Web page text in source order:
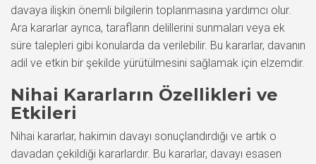
davaya ilişkin önemli bilgilerin toplanmasına yardımcı olur.
Ara kararlar ayrıca, tarafların delillerini sunmaları veya ek
süre talepleri gibi konularda da verilebilir. Bu kararlar, davanın
adil ve etkin bir şekilde yürütülmesini sağlamak için elzemdir.
Nihai Kararların Özellikleri ve
Etkileri
Nihai kararlar, hakimin davayı sonuçlandırdığı ve artık o
davadan çekildiği kararlardır. Bu kararlar, davayı esasen